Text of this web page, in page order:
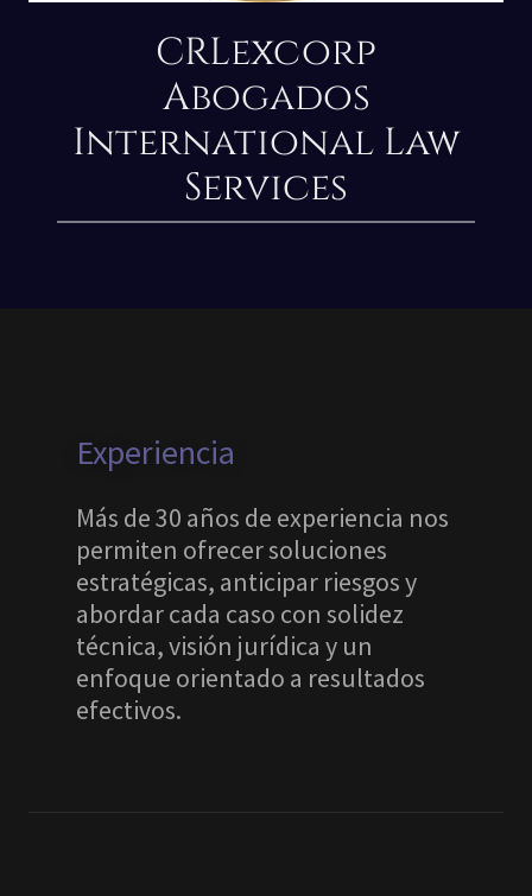
CRLexcorp
Abogados
International Law
Services
Experiencia
Más de 30 años de experiencia nos
permiten ofrecer soluciones
estratégicas, anticipar riesgos y
abordar cada caso con solidez
técnica, visión jurídica y un
enfoque orientado a resultados
efectivos.